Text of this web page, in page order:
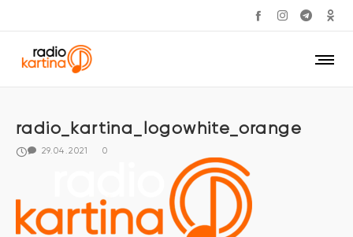
radio_kartina_logowhite_orange
29.04.2021 0